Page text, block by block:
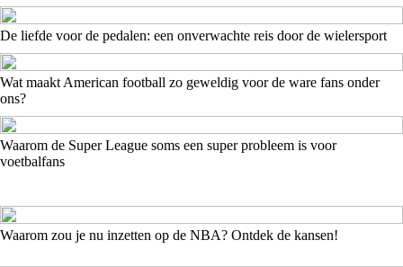
De liefde voor de pedalen: een onverwachte reis door de wielersport
Wat maakt American football zo geweldig voor de ware fans onder
ons?
Waarom de Super League soms een super probleem is voor
voetbalfans
Waarom zou je nu inzetten op de NBA? Ontdek de kansen!